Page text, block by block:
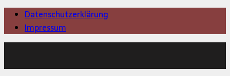
Datenschutzerklärung
Impressum